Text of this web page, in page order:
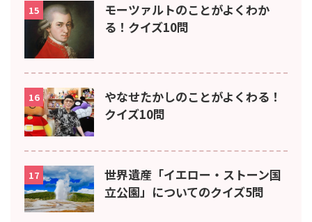
15
モーツァルトのことがよくわか
る！クイズ10問
16
やなせたかしのことがよくわる！
クイズ10問
17
世界遺産「イエロー・ストーン国
立公園」についてのクイズ5問